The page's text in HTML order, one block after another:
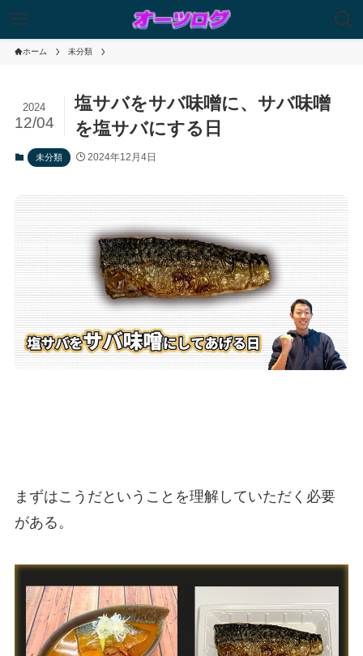
ホーム 未分類
塩サバをサバ味噌に、サバ味噌
を塩サバにする日
2024
12/04
未分類 2024年12月4日
まずはこうだということを理解していただく必要
がある。